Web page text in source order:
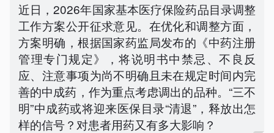
近日，2026年国家基本医疗保险药品目录调整
工作方案公开征求意见。在优化和调整方面，
方案明确，根据国家药监局发布的《中药注册
管理专门规定》，将说明书中禁忌、不良反
应、注意事项为尚不明确且未在规定时间内完
善的中成药，作为重点考虑调出的品种。“三不
明”中成药或将迎来医保目录“清退”，释放出怎
样的信号？对患者用药又有多大影响？